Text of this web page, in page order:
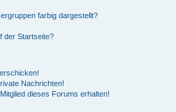
farbig dargestellt?
der Startseite?
Nachrichten!
dieses Forums erhalten!